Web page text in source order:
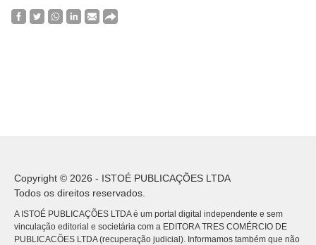
Copyright © 2026 - ISTOÉ PUBLICAÇÕES LTDA
Todos os direitos reservados.
A ISTOÉ PUBLICAÇÕES LTDA é um portal digital independente e sem
vinculação editorial e societária com a EDITORA TRES COMÉRCIO DE
PUBLICACÕES LTDA (recuperação judicial). Informamos também que não